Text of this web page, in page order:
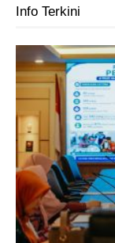
Info Terkini